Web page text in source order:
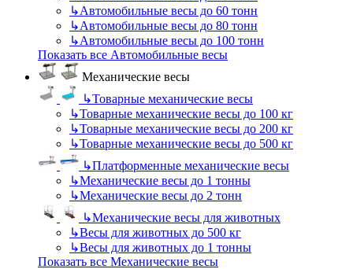
↳Автомобильные весы до 60 тонн
↳Автомобильные весы до 80 тонн
↳Автомобильные весы до 100 тонн
Показать все Автомобильные весы
Механические весы
↳Товарные механические весы
↳Товарные механические весы до 100 кг
↳Товарные механические весы до 200 кг
↳Товарные механические весы до 500 кг
↳Платформенные механические весы
↳Механические весы до 1 тонны
↳Механические весы до 2 тонн
↳Механические весы для животных
↳Весы для животных до 500 кг
↳Весы для животных до 1 тонны
Показать все Механические весы